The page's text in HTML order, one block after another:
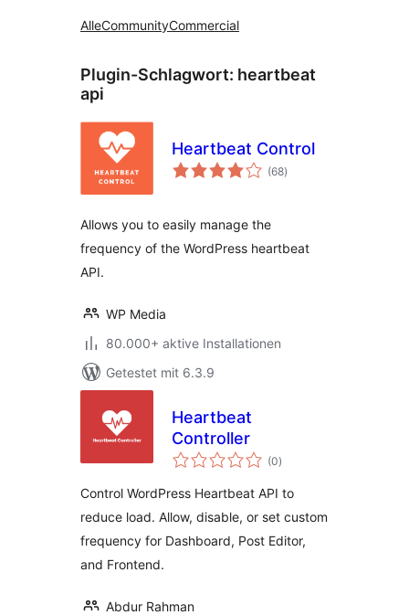
AlleCommunityCommercial
Plugin-Schlagwort: heartbeat
api
Heartbeat Control
(68Bewertungen
insgesamt
)
Allows you to easily manage the
frequency of the WordPress heartbeat
API.
WP Media
80.000+ aktive Installationen
Getestet mit 6.3.9
Heartbeat
Controller
(0Bewertungen
insgesamt
)
Control WordPress Heartbeat API to
reduce load. Allow, disable, or set custom
frequency for Dashboard, Post Editor,
and Frontend.
Abdur Rahman